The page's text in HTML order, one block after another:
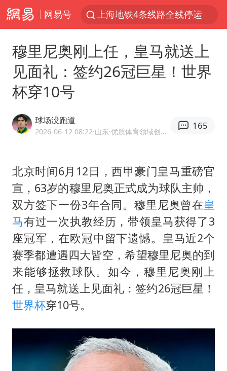
网易号
上海地铁4条线路全线停运
白海豚路径图
宇树申购 中一签有望赚20万元
白海豚可深入内陆制造大范围风雨
男子结婚8年3个女儿都不是亲生
手机真会“偷听”我们说话吗
轰-6K到底是不是战略轰炸机
“皋”在低处
面对面丨蔡磊：与渐冻症抗争 纵使不敌 也不屈服
5万小车卖不动 微型代步车集体遇冷
加沙约14万栋建筑被完全摧毁
穆里尼奥刚上任，皇马就送上
见面礼：签约26冠巨星！世界
杯穿10号
球场没跑道
2026-06-12 08:22·山东 ·优质体育领域创作者
165
北京时间6月12日，西甲豪门皇马重磅官
宣，63岁的穆里尼奥正式成为球队主帅，
双方签下一份3年合同。穆里尼奥曾在皇
马有过一次执教经历，带领皇马获得了3
座冠军，在欧冠中留下遗憾。皇马近2个
赛季都遭遇四大皆空，希望穆里尼奥的到
来能够拯救球队。如今，穆里尼奥刚上
任，皇马就送上见面礼：签约26冠巨星！
世界杯穿10号。